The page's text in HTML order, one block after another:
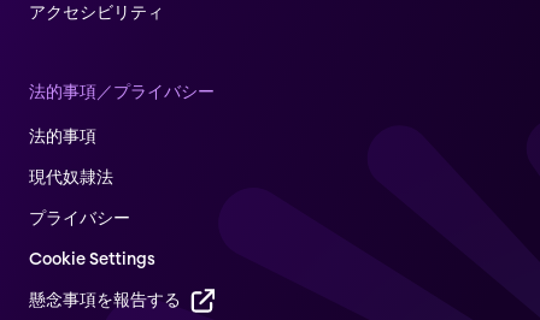
アクセシビリティ
法的事項／プライバシー
法的事項
現代奴隷法
プライバシー
Cookie Settings
懸念事項を報告する